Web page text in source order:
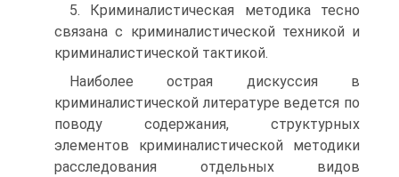
5. Криминалистическая методика тесно
связана с криминалистической техникой и
криминалистической тактикой.
Наиболее острая дискуссия в
криминалистической литературе ведется по
поводу содержания, структурных
элементов криминалистической методики
расследования отдельных видов